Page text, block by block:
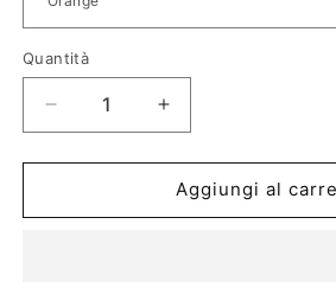
Quantità
Diminuisci
quantità
per
Les
Aumenta
quantità
per
Mules
Les
Aggiungi al